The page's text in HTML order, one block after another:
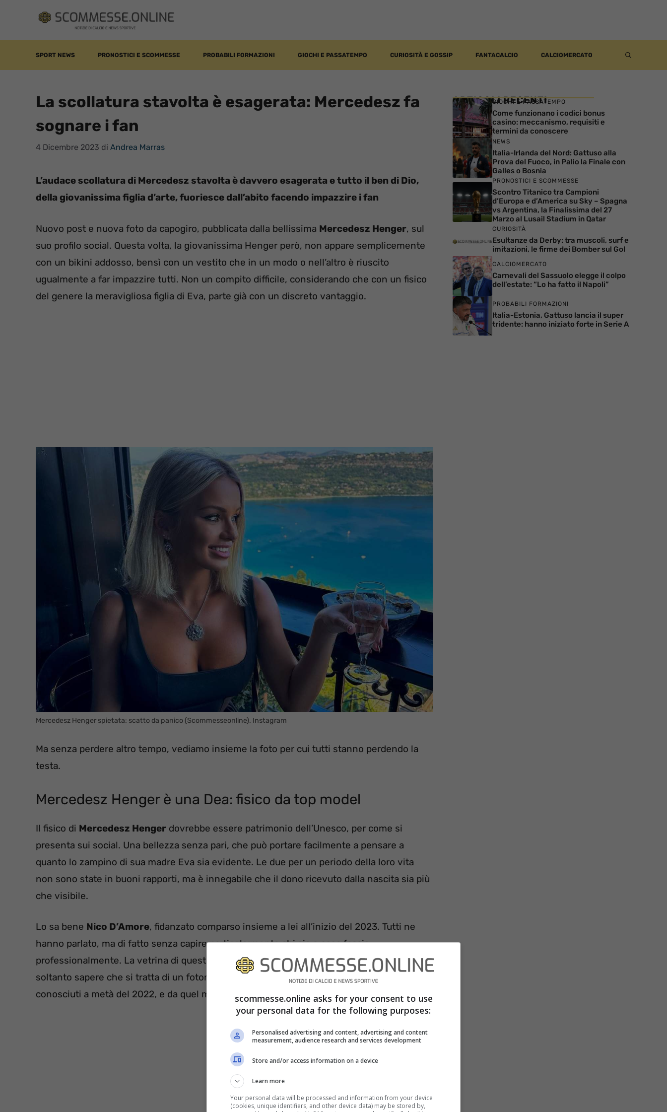
contenuto
SPORT NEWS PRONOSTICI E SCOMMESSE PROBABILI FORMAZIONI GIOCHI E PASSATEMPO CURIOSITÀ E GOSSIP FANTACALCIO CALCIOMERCATO
La scollatura stavolta è esagerata: Mercedesz fa
sognare i fan
4 Dicembre 2023 di Andrea Marras
L’audace scollatura di Mercedesz stavolta è davvero esagerata e tutto il ben di Dio,
della giovanissima figlia d’arte, fuoriesce dall’abito facendo impazzire i fan
Nuovo post e nuova foto da capogiro, pubblicata dalla bellissima Mercedesz Henger, sul
suo profilo social. Questa volta, la giovanissima Henger però, non appare semplicemente
con un bikini addosso, bensì con un vestito che in un modo o nell’altro è riuscito
ugualmente a far impazzire tutti. Non un compito difficile, considerando che con un fisico
del genere la meravigliosa figlia di Eva, parte già con un discreto vantaggio.
Mercedesz Henger spietata: scatto da panico (Scommesseonline). Instagram
Ma senza perdere altro tempo, vediamo insieme la foto per cui tutti stanno perdendo la
testa.
Mercedesz Henger è una Dea: fisico da top model
Il fisico di Mercedesz Henger dovrebbe essere patrimonio dell’Unesco, per come si
presenta sui social. Una bellezza senza pari, che può portare facilmente a pensare a
quanto lo zampino di sua madre Eva sia evidente. Le due per un periodo della loro vita
non sono state in buoni rapporti, ma è innegabile che il dono ricevuto dalla nascita sia più
che visibile.
Lo sa bene Nico D’Amore, fidanzato comparso insieme a lei all’inizio del 2023. Tutti ne
hanno parlato, ma di fatto senza capire particolarmente chi sia e cosa faccia
professionalmente. La vetrina di questo articolo rimarrà tutta sua, dunque basterà
soltanto sapere che si tratta di un fotomodello originario di Salerno. I due si sono
conosciuti a metà del 2022, e da quel momento è scattata la scintilla.
ARTICOLI RECENTI
GIOCHI E PASSATEMPO
Come funzionano i codici bonus
casino: meccanismo, requisiti e
termini da conoscere
NEWS
Italia-Irlanda del Nord: Gattuso alla
Prova del Fuoco, in Palio la Finale con
Galles o Bosnia
PRONOSTICI E SCOMMESSE
Scontro Titanico tra Campioni
d’Europa e d’America su Sky – Spagna
vs Argentina, la Finalissima del 27
Marzo al Lusail Stadium in Qatar
CURIOSITÀ
Esultanze da Derby: tra muscoli, surf e
imitazioni, le firme dei Bomber sul Gol
CALCIOMERCATO
Carnevali del Sassuolo elegge il colpo
dell’estate: “Lo ha fatto il Napoli”
PROBABILI FORMAZIONI
Italia-Estonia, Gattuso lancia il super
tridente: hanno iniziato forte in Serie A
scommesse.online asks for your consent to use
your personal data for the following purposes:
Personalised advertising and content, advertising and content
measurement, audience research and services development
Store and/or access information on a device
Learn more
Your personal data will be processed and information from your device
(cookies, unique identifiers, and other device data) may be stored by,